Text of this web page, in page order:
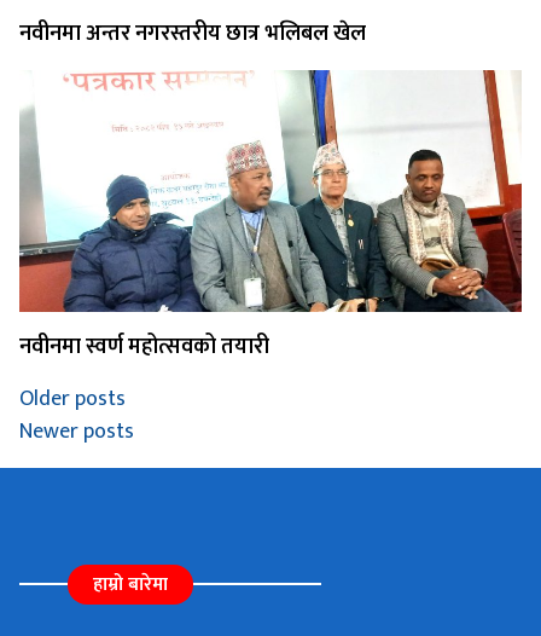
नवीनमा अन्तर नगरस्तरीय छात्र भलिबल खेल
नवीनमा स्वर्ण महोत्सवको तयारी
Posts
navigation
Older posts
Newer posts
हाम्रो बारेमा